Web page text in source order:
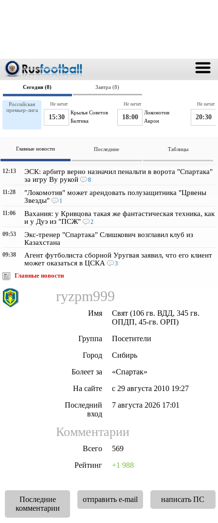
Сегодня (8) Завтра (8)
Российская
премьер-лига
Крылья Советов
15:30 Балтика
Не начат
Локомотив
18:00 Акрон
Не начат
20:30
Не начат
Главные новости Последние Таблицы
12:13
ЭСК: арбитр верно назначил пенальти в ворота "Спартака"
за игру Ву рукой
8
11:28
"Локомотив" может арендовать полузащитника "Црвены
Звезды"
1
11:06
Вахания: у Кривцова такая же фантастическая техника, как
и у Дуэ из "ПСЖ"
2
09:53
Экс-тренер "Спартака" Слишкович возглавил клуб из
Казахстана
09:38
Агент футболиста сборной Уругвая заявил, что его клиент
может оказаться в ЦСКА
3
Главные новости
ryzpm999
Имя
Свят (106 гв. ВДД, 345 гв.
ОПДП, 45-гв. ОРП)
Группа
Посетители
Город
Сибирь
Болеет за
«Спартак»
На сайте
с 29 августа 2010 19:27
Последний
вход
7 августа 2026 17:01
Комментарии
Всего
569
Рейтинг
+1 988
Последние
комментарии
отправить e-mail написать ПС